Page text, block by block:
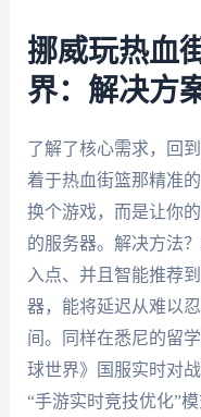
挪威玩热血
界：解决方
了解了核心需求，回
着于热血街篮那精准
换个游戏，而是让你
的服务器。解决方法
入点、并且智能推荐
器，能将延迟从难以
间。同样在悉尼的留
球世界》国服实时对
“手游实时竞技优化”